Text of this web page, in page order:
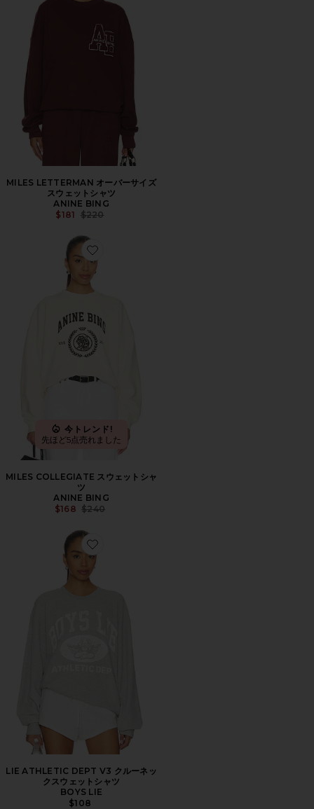
MILES LETTERMAN オーバーサイズ
スウェットシャツ
ANINE BING
$181 Previous price:
$220
Favorite MILES COLLEGIATE スウェットシャツ
今トレンド!
先ほど5点売れました
MILES COLLEGIATE スウェットシャ
ツ
ANINE BING
$168 Previous price:
$240
Favorite LIE ATHLETIC DEPT V3 クルーネックスウェッ
LIE ATHLETIC DEPT V3 クルーネッ
クスウェットシャツ
BOYS LIE
$108